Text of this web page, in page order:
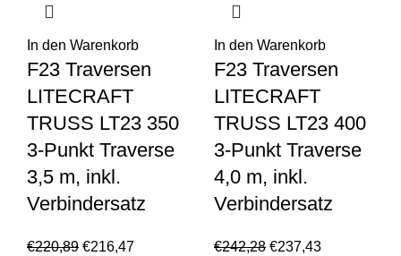
In den Warenkorb
F23 Traversen
LITECRAFT
TRUSS LT23 350
3-Punkt Traverse
3,5 m, inkl.
Verbindersatz
€220,89 €216,47
In den Warenkorb
F23 Traversen
LITECRAFT
TRUSS LT23 400
3-Punkt Traverse
4,0 m, inkl.
Verbindersatz
€242,28 €237,43